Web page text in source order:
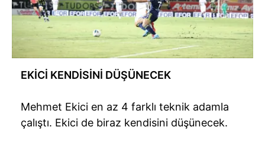
EKİCİ KENDİSİNİ DÜŞÜNECEK
Mehmet Ekici en az 4 farklı teknik adamla
çalıştı. Ekici de biraz kendisini düşünecek.